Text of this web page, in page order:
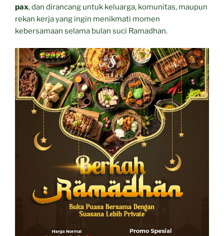
pax, dan dirancang untuk keluarga, komunitas, maupun
rekan kerja yang ingin menikmati momen
kebersamaan selama bulan suci Ramadhan.